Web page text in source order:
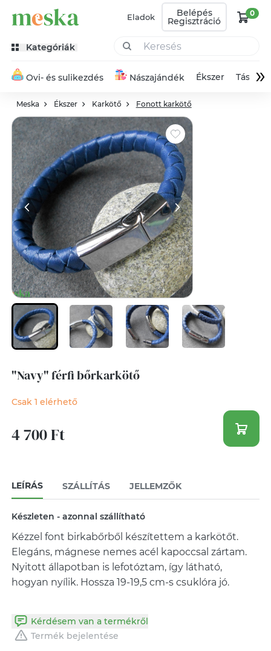
Eladok Belépés
Regisztráció
0
Kategóriák
Ovi- és sulikezdés Nászajándék Ékszer Táska»
Meska Ékszer Karkötő Fonott karkötő
"Navy" férfi bőrkarkötő
Csak 1 elérhető
4 700 Ft
LEÍRÁS SZÁLLÍTÁS JELLEMZŐK
Készleten - azonnal szállítható
Kézzel font birkabőrből készítettem a karkötőt.
Elegáns, mágnese nemes acél kapoccsal zártam.
Nyitott állapotban is lefotóztam, így látható,
hogyan nyílik. Hossza 19-19,5 cm-s csuklóra jó.
Kérdésem van a termékről
Termék bejelentése